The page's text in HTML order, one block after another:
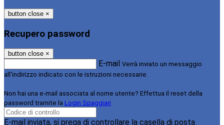
button close ×
Recupero password
button close ×
E-mail Verrà inviato un messaggio
all'indirizzo indicato con le istruzioni necessarie.
Non hai una e-mail associata al nome utente? Effettua il reset della
password tramite la Login Spaggiari
E-mail inviata, si prega di controllare la casella di posta